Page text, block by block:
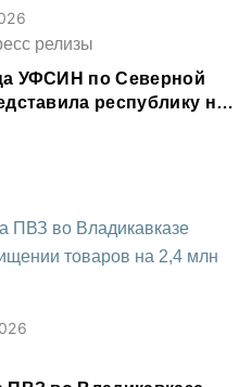
релизы
УФСИН по Северной
республику на